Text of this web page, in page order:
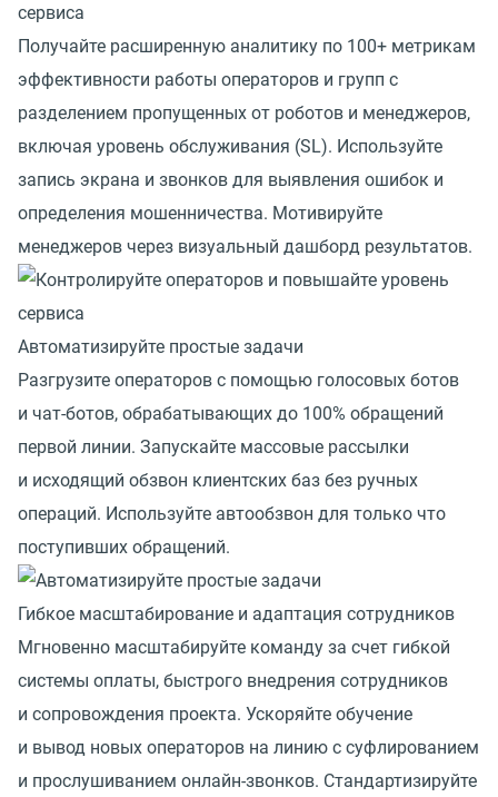
сервиса
Получайте расширенную аналитику по 100+ метрикам
эффективности работы операторов и групп с
разделением пропущенных от роботов и менеджеров,
включая уровень обслуживания (SL). Используйте
запись экрана и звонков для выявления ошибок и
определения мошенничества. Мотивируйте
менеджеров через визуальный дашборд результатов.
Автоматизируйте простые задачи
Разгрузите операторов с помощью голосовых ботов
и чат-ботов, обрабатывающих до 100% обращений
первой линии. Запускайте массовые рассылки
и исходящий обзвон клиентских баз без ручных
операций. Используйте автообзвон для только что
поступивших обращений.
Гибкое масштабирование и адаптация сотрудников
Мгновенно масштабируйте команду за счет гибкой
системы оплаты, быстрого внедрения сотрудников
и сопровождения проекта. Ускоряйте обучение
и вывод новых операторов на линию с суфлированием
и прослушиванием онлайн-звонков. Стандартизируйте